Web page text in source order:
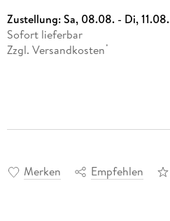
Zustellung:Sa, 08.08. - Di, 11.08.
Sofort lieferbar
Zzgl. Versandkosten *
Merken Empfehlen